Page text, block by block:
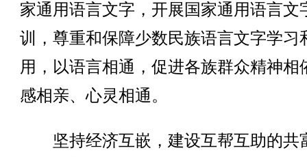
家通用语言文字，开展国家通用语言文
训，尊重和保障少数民族语言文字学习
用，以语言相通，促进各族群众精神相
感相亲、心灵相通。
坚持经济互嵌，建设互帮互助的共